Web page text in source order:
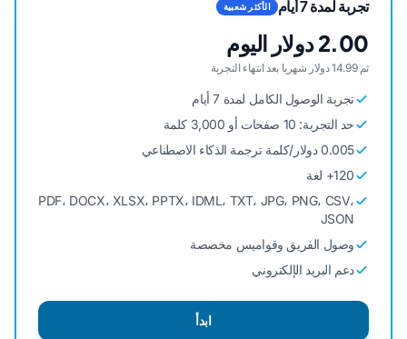
تجربة لمدة 7 أيام الأكثر شعبية
2.00 دولار اليوم
ثم 14.99 دولار شهريا بعد انتهاء التجربة
تجربة الوصول الكامل لمدة 7 أيام
حد التجربة: 10 صفحات أو 3,000 كلمة
0.005 دولار/كلمة ترجمة الذكاء الاصطناعي
120+ لغة
PDF، DOCX، XLSX، PPTX، IDML، TXT، JPG، PNG، CSV،
JSON
وصول الفريق وقواميس مخصصة
دعم البريد الإلكتروني
ابدأ